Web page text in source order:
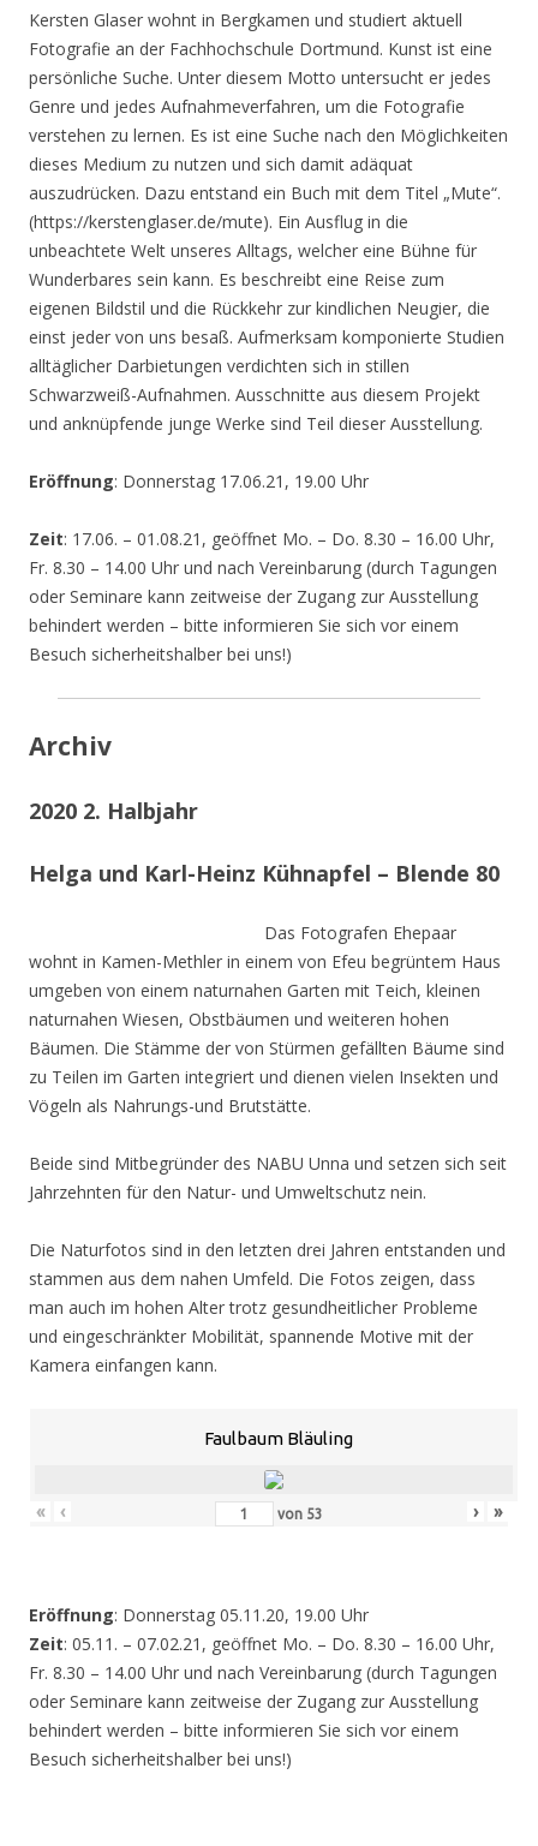
Kersten Glaser wohnt in Bergkamen und studiert aktuell
Fotografie an der Fachhochschule Dortmund. Kunst ist eine
persönliche Suche. Unter diesem Motto untersucht er jedes
Genre und jedes Aufnahmeverfahren, um die Fotografie
verstehen zu lernen. Es ist eine Suche nach den Möglichkeiten
dieses Medium zu nutzen und sich damit adäquat
auszudrücken. Dazu entstand ein Buch mit dem Titel „Mute“.
(https://kerstenglaser.de/mute). Ein Ausflug in die
unbeachtete Welt unseres Alltags, welcher eine Bühne für
Wunderbares sein kann. Es beschreibt eine Reise zum
eigenen Bildstil und die Rückkehr zur kindlichen Neugier, die
einst jeder von uns besaß. Aufmerksam komponierte Studien
alltäglicher Darbietungen verdichten sich in stillen
Schwarzweiß-Aufnahmen. Ausschnitte aus diesem Projekt
und anknüpfende junge Werke sind Teil dieser Ausstellung.
Eröffnung: Donnerstag 17.06.21, 19.00 Uhr
Zeit: 17.06. – 01.08.21, geöffnet Mo. – Do. 8.30 – 16.00 Uhr,
Fr. 8.30 – 14.00 Uhr und nach Vereinbarung (durch Tagungen
oder Seminare kann zeitweise der Zugang zur Ausstellung
behindert werden – bitte informieren Sie sich vor einem
Besuch sicherheitshalber bei uns!)
Archiv
2020 2. Halbjahr
Helga und Karl-Heinz Kühnapfel – Blende 80
Das Fotografen Ehepaar
wohnt in Kamen-Methler in einem von Efeu begrüntem Haus
umgeben von einem naturnahen Garten mit Teich, kleinen
naturnahen Wiesen, Obstbäumen und weiteren hohen
Bäumen. Die Stämme der von Stürmen gefällten Bäume sind
zu Teilen im Garten integriert und dienen vielen Insekten und
Vögeln als Nahrungs-und Brutstätte.
Beide sind Mitbegründer des NABU Unna und setzen sich seit
Jahrzehnten für den Natur- und Umweltschutz nein.
Die Naturfotos sind in den letzten drei Jahren entstanden und
stammen aus dem nahen Umfeld. Die Fotos zeigen, dass
man auch im hohen Alter trotz gesundheitlicher Probleme
und eingeschränkter Mobilität, spannende Motive mit der
Kamera einfangen kann.
Faulbaum Bläuling
« ‹ von 53 › »
Eröffnung: Donnerstag 05.11.20, 19.00 Uhr
Zeit: 05.11. – 07.02.21, geöffnet Mo. – Do. 8.30 – 16.00 Uhr,
Fr. 8.30 – 14.00 Uhr und nach Vereinbarung (durch Tagungen
oder Seminare kann zeitweise der Zugang zur Ausstellung
behindert werden – bitte informieren Sie sich vor einem
Besuch sicherheitshalber bei uns!)